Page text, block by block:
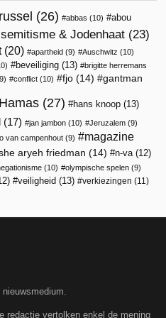
(26) abbas (10)
abou
& Jodenhaat (23)
(20) apartheid (9) Auschwitz (10)
beveiliging (13)
brigitte herremans
conflict (10) fjo (14) gantman
Hamas (27) hans knoop (13)
(17) jan jambon (10) Jeruzalem (9)
van campenhout (9)
magazine
aryeh friedman (14) n-va(12)
(10) olympische spelen (9)
veiligheid (13) verkiezingen (11)
redactie vertolken enkel de mening